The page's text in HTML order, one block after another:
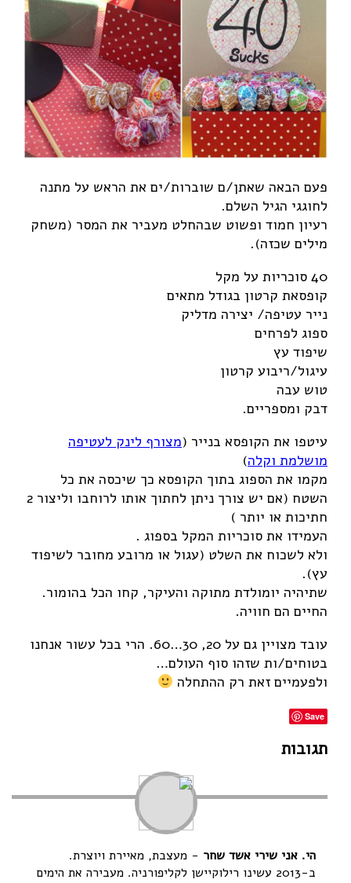
פעם הבאה שאתן/ם שוברות/ים את הראש על מתנה
לחוגגי הגיל השלם.
רעיון חמוד ופשוט שבהחלט מעביר את המסר (משחק
מילים שכזה).
40 סוכריות על מקל
קופסאת קרטון בגודל מתאים
נייר עטיפה/ יצירה מדליק
ספוג לפרחים
שיפוד עץ
עיגול/ריבוע קרטון
טוש עבה
דבק ומספריים.
עיטפו את הקופסא בנייר (מצורף לינק לעטיפה
מושלמת וקלה)
מקמו את הספוג בתוך הקופסא כך שיכסה את כל
השטח (אם יש צורך ניתן לחתוך אותו לרוחבו וליצור 2
חתיכות או יותר )
העמידו את סוכריות המקל בספוג .
ולא לשכוח את השלט (עגול או מרובע מחובר לשיפוד
עץ).
שתיהיה יומולדת מתוקה והעיקר, קחו הכל בהומור.
החיים הם חוויה.
עובד מצויין גם על 20, 30…60. הרי בכל עשור אנחנו
בטוחים/ות שזהו סוף העולם…
ולפעמיים זאת רק ההתחלה
Save
תגובות
הי. אני שירי אשד שחר - מעצבת, מאיירת ויוצרת.
ב-2013 עשינו רילוקיישן לקליפורניה. מעבירה את הימים